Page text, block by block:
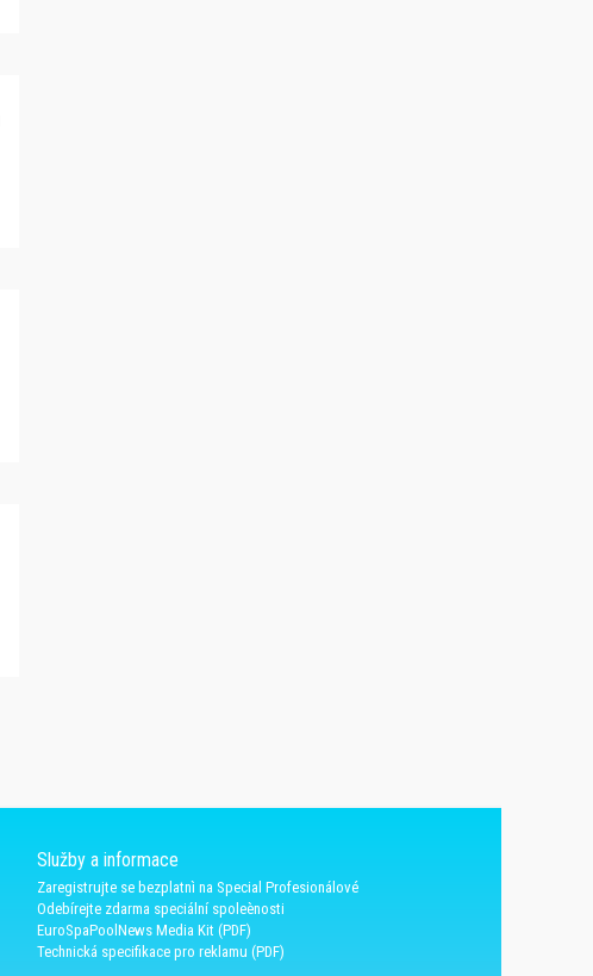
Služby a informace
Zaregistrujte se bezplatnì na Special Profesionálové
Odebírejte zdarma speciální spoleènosti
EuroSpaPoolNews Media Kit (PDF)
Technická specifikace pro reklamu (PDF)